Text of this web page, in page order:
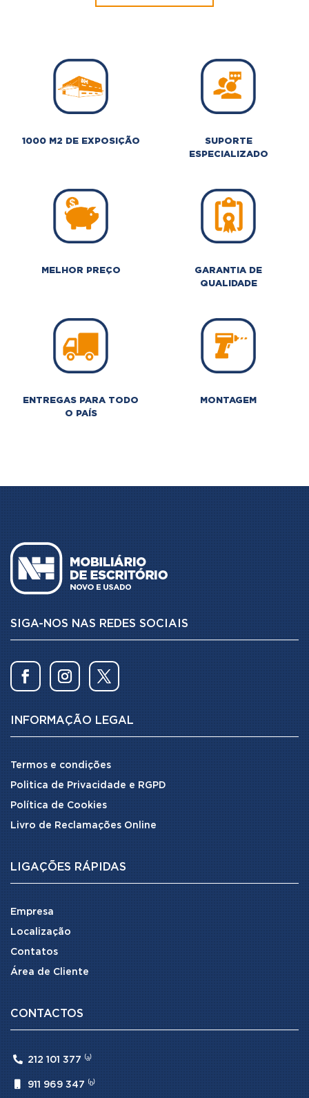
1000 M2 DE EXPOSIÇÃO
SUPORTE
ESPECIALIZADO
MELHOR PREÇO
GARANTIA DE
QUALIDADE
ENTREGAS PARA TODO
O PAÍS
MONTAGEM
SIGA-NOS NAS REDES SOCIAIS
INFORMAÇÃO LEGAL
Termos e condições
Politica de Privacidade e RGPD
Política de Cookies
Livro de Reclamações Online
LIGAÇÕES RÁPIDAS
Empresa
Localização
Contatos
Área de Cliente
CONTACTOS
 212 101 377 ⁽ᵃ⁾
911 969 347 ⁽ᵇ⁾